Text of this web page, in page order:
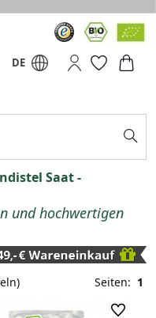
DE
Saat -
und hochwertigen
Seiten: 1